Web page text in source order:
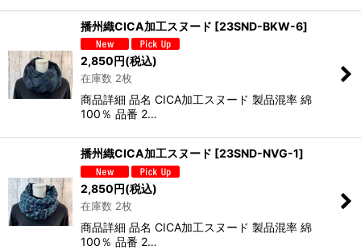
播州織CICA加工スヌード [23SND-BKW-6]
2,850 円(税込)
在庫数 2枚
商品詳細 品名 CICA加工スヌード 製品混率 綿
100％ 品番 2…
播州織CICA加工スヌード [23SND-NVG-1]
2,850円(税込)
在庫数 2枚
商品詳細 品名 CICA加工スヌード 製品混率 綿
100％ 品番 2…